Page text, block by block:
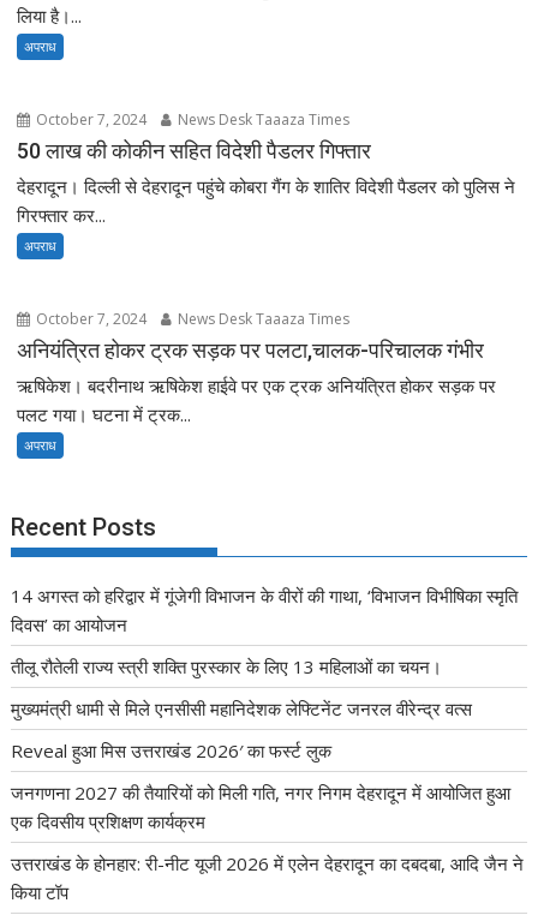
लिया है।...
अपराध
October 7, 2024 News Desk Taaaza Times
50 लाख की कोकीन सहित विदेशी पैडलर गिफ्तार
देहरादून। दिल्ली से देहरादून पहुंचे कोबरा गैंग के शातिर विदेशी पैडलर को पुलिस ने
गिरफ्तार कर...
अपराध
October 7, 2024 News Desk Taaaza Times
अनियंत्रित होकर ट्रक सड़क पर पलटा,चालक-परिचालक गंभीर
ऋषिकेश। बदरीनाथ ऋषिकेश हाईवे पर एक ट्रक अनियंत्रित होकर सड़क पर
पलट गया। घटना में ट्रक...
अपराध
Recent Posts
14 अगस्त को हरिद्वार में गूंजेगी विभाजन के वीरों की गाथा, ‘विभाजन विभीषिका स्मृति
दिवस’ का आयोजन
तीलू रौतेली राज्य स्त्री शक्ति पुरस्कार के लिए 13 महिलाओं का चयन।
मुख्यमंत्री धामी से मिले एनसीसी महानिदेशक लेफ्टिनेंट जनरल वीरेन्द्र वत्स
Reveal हुआ मिस उत्तराखंड 2026′ का फर्स्ट लुक
जनगणना 2027 की तैयारियों को मिली गति, नगर निगम देहरादून में आयोजित हुआ
एक दिवसीय प्रशिक्षण कार्यक्रम
उत्तराखंड के होनहार: री-नीट यूजी 2026 में एलेन देहरादून का दबदबा, आदि जैन ने
किया टॉप